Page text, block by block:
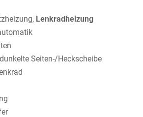
Lenkradheizung
Seiten-/Heckscheibe